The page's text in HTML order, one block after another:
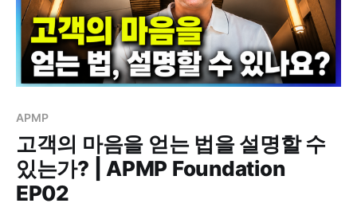
APMP
고객의 마음을 얻는 법을 설명할 수
있는가? | APMP Foundation
EP02